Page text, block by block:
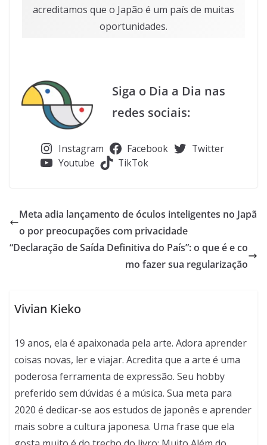
acreditamos que o Japão é um país de muitas
oportunidades.
Siga o Dia a Dia nas
redes sociais:
Instagram Facebook
Twitter
Youtube
TikTok
Meta adia lançamento de óculos inteligentes no Japã
o por preocupações com privacidade
“Declaração de Saída Definitiva do País”: o que é e co
mo fazer sua regularização
Vivian Kieko
19 anos, ela é apaixonada pela arte. Adora aprender
coisas novas, ler e viajar. Acredita que a arte é uma
poderosa ferramenta de expressão. Seu hobby
preferido sem dúvidas é a música. Sua meta para
2020 é dedicar-se aos estudos de japonês e aprender
mais sobre a cultura japonesa. Uma frase que ela